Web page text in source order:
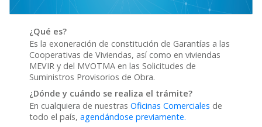
¿Qué es?
Es la exoneración de constitución de Garantías a las
Cooperativas de Viviendas, así como en viviendas
MEVIR y del MVOTMA en las Solicitudes de
Suministros Provisorios de Obra.
¿Dónde y cuándo se realiza el trámite?
En cualquiera de nuestras Oficinas Comerciales de
todo el país, agendándose previamente.